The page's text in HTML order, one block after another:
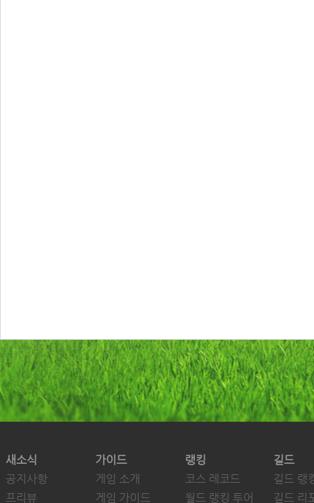
새소식
공지사항
프리뷰
가이드
게임 소개
게임 가이드
랭킹
코스 레코드
월드 랭킹 투어
길드
길드 랭
길드 리